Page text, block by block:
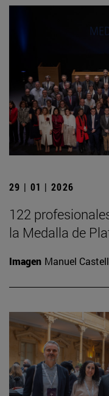
29 | 01 | 2026
122
la Medalla de
Imagen Manuel